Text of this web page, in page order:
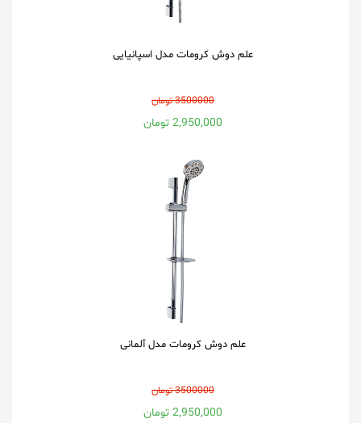
علم دوش کرومات مدل اسپانیایی
3500000 تومان
2,950,000 تومان
علم دوش کرومات مدل آلمانی
3500000 تومان
2,950,000 تومان